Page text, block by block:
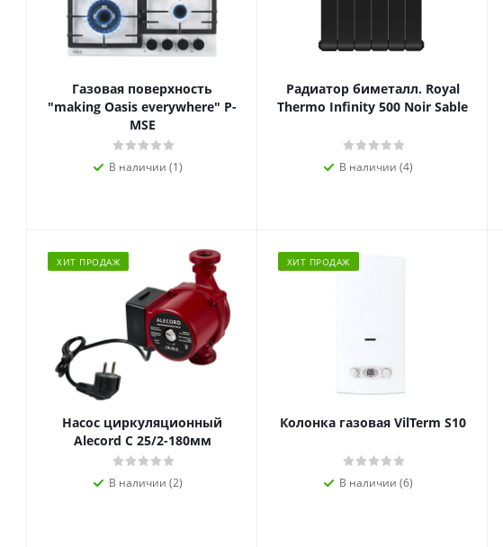
Газовая поверхность
"making Oasis everywhere" P-
MSE
В наличии (1)
Радиатор биметалл. Royal
Thermo Infinity 500 Noir Sable
В наличии (4)
ХИТ ПРОДАЖ
Насос циркуляционный
Alecord C 25/2-180мм
В наличии (2)
ХИТ ПРОДАЖ
Колонка газовая VilTerm S10
В наличии (6)